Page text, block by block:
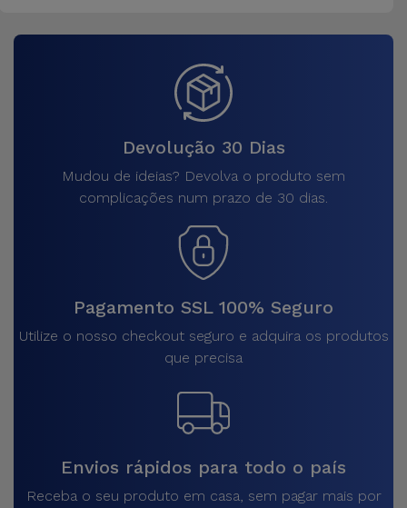
Devolução 30 Dias
Mudou de ideias? Devolva o produto sem
complicações num prazo de 30 dias.
Pagamento SSL 100% Seguro
Utilize o nosso checkout seguro e adquira os produtos
que precisa
Envios rápidos para todo o país
Receba o seu produto em casa, sem pagar mais por